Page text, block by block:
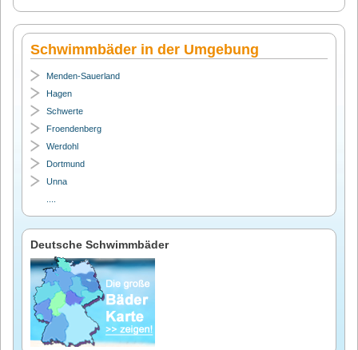
Schwimmbäder in der Umgebung
Menden-Sauerland
Hagen
Schwerte
Froendenberg
Werdohl
Dortmund
Unna
Deutsche Schwimmbäder